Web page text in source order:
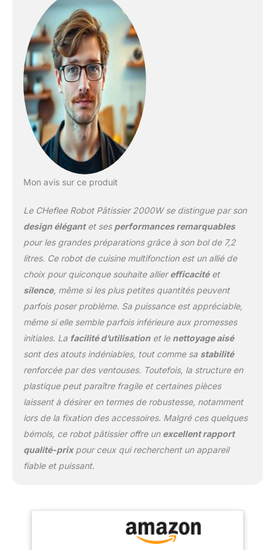
dissipation thermique
rapide, faible bruit (moins
de 75 dB), une machine
peut avoir trois fonctions
de
pétrin/batteur/mélangeur.
Qu'il s'agisse de pain, de
pizza, de nouilles, de
crème glacée ou de
gâteau, il peut être fait
facilement. 【Grande
assurer la sécurité
alimentaire. La grande
capacité de 8 L peut
contenir 1500 g de farine,
répondant aux besoins
de 3 à 8 personnes de la
famille, et peut être
utilisée à des fins
commerciales. Équipé
d'un couvercle
transparent, vous
pouvez non seulement
voir la progression de la
pendant l'utilisation, mais
également éviter les
éclaboussures
d'aliments 【Engrenage
avez le choix entre 6
alimentaires. Niveau 1-2,
adapté au pétrissage de
la pâte; niveau 3-4,
adapté au mélange
Mon avis sur ce produit
Le CHeflee Robot Pâtissier 2000W se distingue par son
design élégantet ses performances remarquables
pour les grandes préparations grâce à son bol de 7,2
litres. Ce robot de cuisine multifonction est un allié de
choix pour quiconque souhaite allierefficacitéet
silence, même si les plus petites quantités peuvent
parfois poser problème. Sa puissance est appréciable,
même si elle semble parfois inférieure aux promesses
initiales. La facilité d’utilisationet le nettoyage aisé
sont des atouts indéniables, tout comme sa stabilité
renforcée par des ventouses. Toutefois, la structure en
plastique peut paraître fragile et certaines pièces
laissent à désirer en termes de robustesse, notamment
lors de la fixation des accessoires. Malgré ces quelques
bémols, ce robot pâtissier offre un excellent rapport
qualité-prixpour ceux qui recherchent un appareil
fiable et puissant.